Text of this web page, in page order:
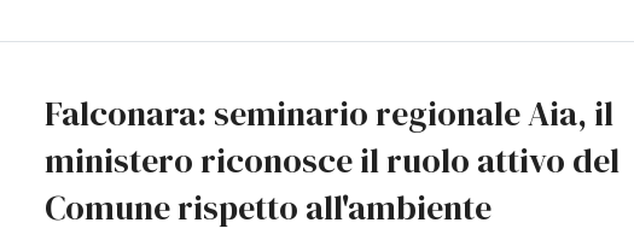
Falconara: seminario regionale Aia, il
ministero riconosce il ruolo attivo del
Comune rispetto all'ambiente